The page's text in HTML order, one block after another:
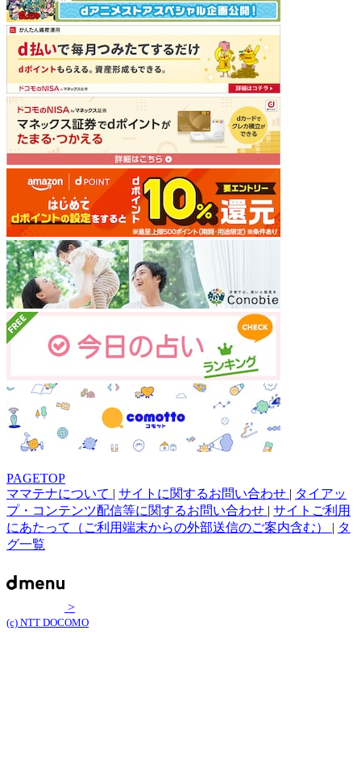
PAGETOP
ママテナについて | サイトに関するお問い合わせ | タイアッ
プ・コンテンツ配信等に関するお問い合わせ | サイトご利用
にあたって（ご利用端末からの外部送信のご案内含む） | タ
グ一覧
>
(c) NTT DOCOMO